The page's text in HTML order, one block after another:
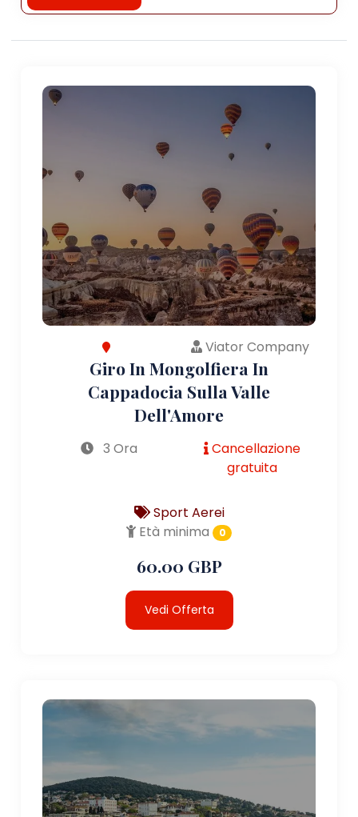
Viator Company
Giro In Mongolfiera In
Cappadocia Sulla Valle
Dell'Amore
3 Ora
Cancellazione
gratuita
Sport Aerei
Età minima
0
60.00 GBP
Vedi Offerta